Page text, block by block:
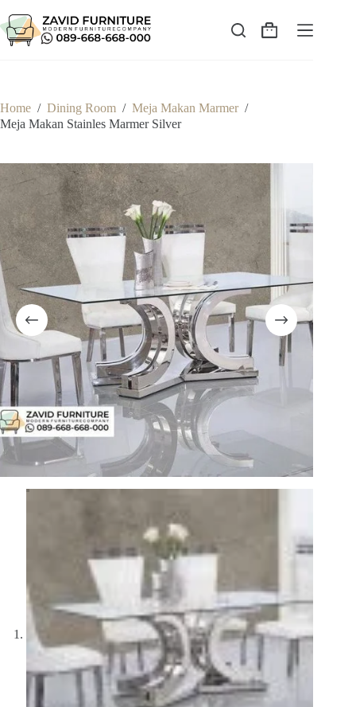
to
content
Shopping
Home / Dining Room / Meja Makan Marmer /
Meja Makan Stainles Marmer Silver